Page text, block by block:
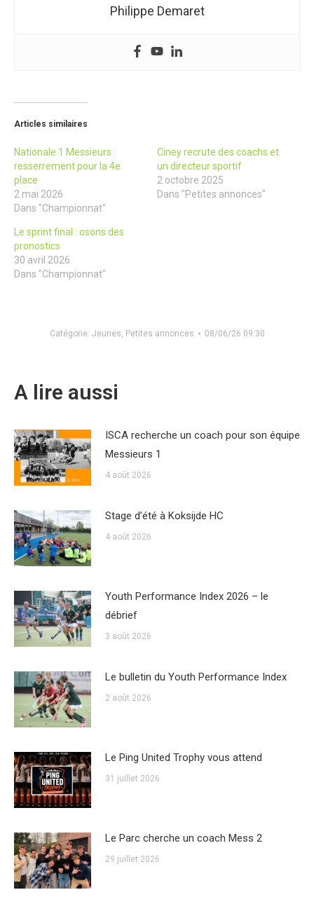
Philippe Demaret
Articles similaires
Nationale 1 Messieurs :
resserrement pour la 4e
place
2 mai 2026
Dans "Championnat"
Ciney recrute des coachs et
un directeur sportif
2 octobre 2025
Dans "Petites annonces"
Le sprint final : osons des
pronostics
30 avril 2026
Dans "Championnat"
Catégorie Jeunes Petites annonces 08/06/26 09:30
A lire aussi
ISCA recherche un coach pour son équipe
Messieurs 1
4 août 2026
Stage d’été à Koksijde HC
4 août 2026
Youth Performance Index 2026 – le
débrief
3 août 2026
Le bulletin du Youth Performance Index
2 août 2026
Le Ping United Trophy vous attend
31 juillet 2026
Le Parc cherche un coach Mess 2
29 juillet 2026